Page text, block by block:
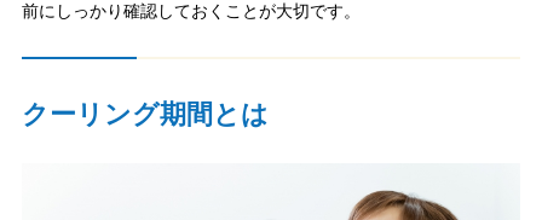
前にしっかり確認しておくことが大切です。
クーリング期間とは